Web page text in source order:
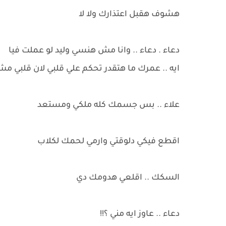
هشوف هقبل اعتذارك ولا لا
دعاء . دعاء .. وانا مش هنسي وليد لو عملت فيا
ايه .. عمرك ما هتقدر تحكم علي قلبي لان قلبي
علاء .. بس جسمك كله ملكي ومستعد
اقطع فيكي دلوقتي وارمي لحمك لكلاب
السكك .. اقلعي هدومك دي
دعاء .. عاوز ايه مني ؟!!